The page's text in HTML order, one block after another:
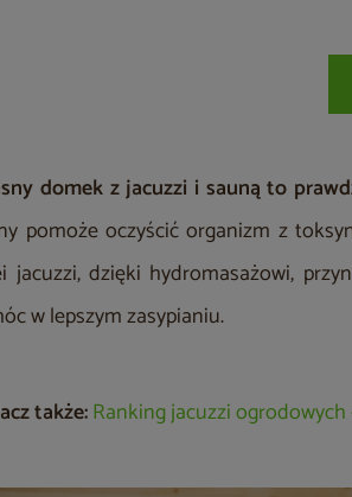
domek z jacuzzi i sauną to
pomoże oczyścić organizm z
jacuzzi, dzięki hydromasażowi,
w lepszym zasypianiu.
także:Ranking jacuzzi